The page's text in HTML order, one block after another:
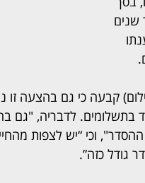
שנים
קבעה כי גם בהצעה זו
בתשלומים. לדבריה, "גם
וכי “יש לצפות
גודל כזה”.